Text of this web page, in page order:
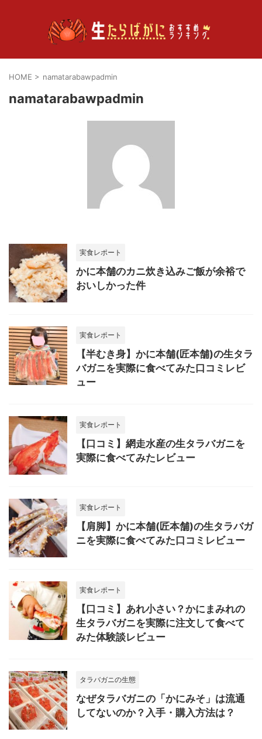
HOME > namatarabawpadmin
namatarabawpadmin
実食レポート
かに本舗のカニ炊き込みご飯が余裕で
おいしかった件
実食レポート
【半むき身】かに本舗(匠本舗)の生タラ
バガニを実際に食べてみた口コミレビ
ュー
実食レポート
【口コミ】網走水産の生タラバガニを
実際に食べてみたレビュー
実食レポート
【肩脚】かに本舗(匠本舗)の生タラバガ
ニを実際に食べてみた口コミレビュー
実食レポート
【口コミ】あれ小さい？かにまみれの
生タラバガニを実際に注文して食べて
みた体験談レビュー
タラバガニの生態
なぜタラバガニの「かにみそ」は流通
してないのか？入手・購入方法は？